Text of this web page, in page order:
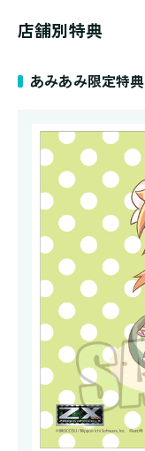
店舗別特典
あみあみ限定特典